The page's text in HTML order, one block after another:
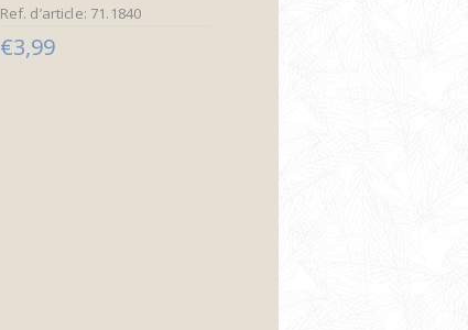
Ref. d’article: 71.1840
€3,99